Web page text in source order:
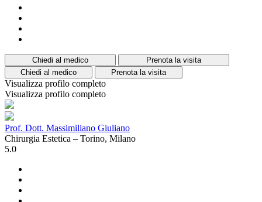
Chiedi al medico
Prenota la visita
Chiedi al medico
Prenota la visita
Visualizza profilo completo
Visualizza profilo completo
Prof. Dott. Massimiliano Giuliano
Chirurgia Estetica – Torino, Milano
5.0